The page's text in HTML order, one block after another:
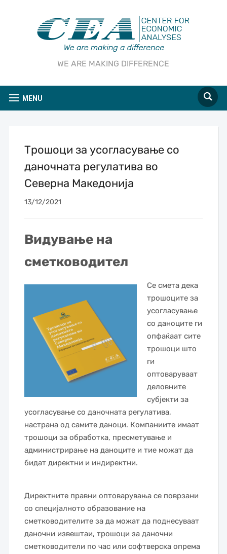
WE ARE MAKING DIFFERENCE
MENU
Трошоци за усогласување со
даночната регулатива во
Северна Македонија
13/12/2021
Видување на
сметководител
Се смета дека
трошоците за
усогласување
со даноците ги
опфаќаат сите
трошоци што
ги
оптоваруваат
деловните
субјекти за
усогласување со даночната регулатива,
настрана од самите даноци. Компаниите имаат
трошоци за обработка, пресметување и
администрирање на даноците и тие можат да
бидат директни и индиректни.
Директните правни оптоварувања се поврзани
со специјалното образование на
сметководителите за да можат да поднесуваат
даночни извештаи, трошоци за даночни
сметководители по час или софтверска опрема